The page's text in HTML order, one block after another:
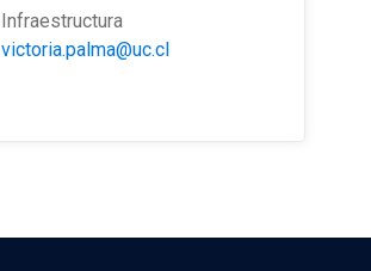
Infraestructura
victoria.palma@uc.cl